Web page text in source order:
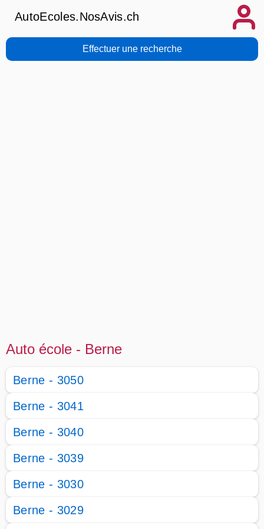
AutoEcoles.NosAvis.ch
Effectuer une recherche
Auto école - Berne
Berne - 3050
Berne - 3041
Berne - 3040
Berne - 3039
Berne - 3030
Berne - 3029